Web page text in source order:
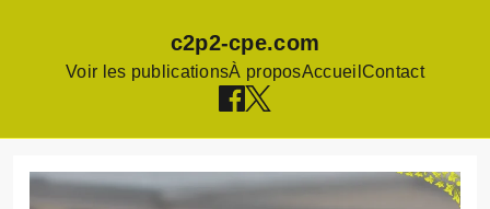
c2p2-cpe.com
Voir les publicationsÀ proposAccueil Contact